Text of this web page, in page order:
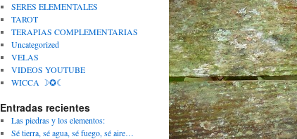
SERES ELEMENTALES
TAROT
TERAPIAS COMPLEMENTARIAS
Uncategorized
VELAS
VIDEOS YOUTUBE
WICCA ☽✪☾
Entradas recientes
Las piedras y los elementos:
Sé tierra, sé agua, sé fuego, sé aire…